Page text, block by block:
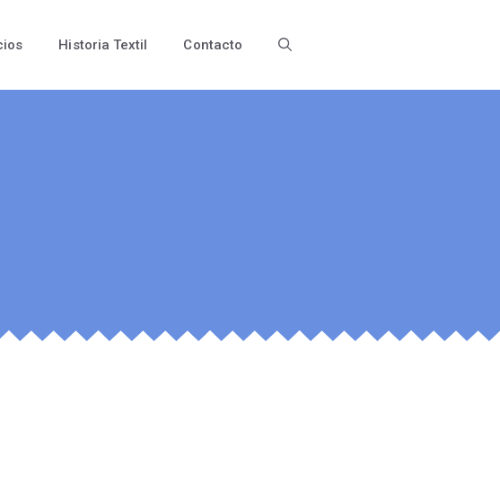
Historia Textil Contacto